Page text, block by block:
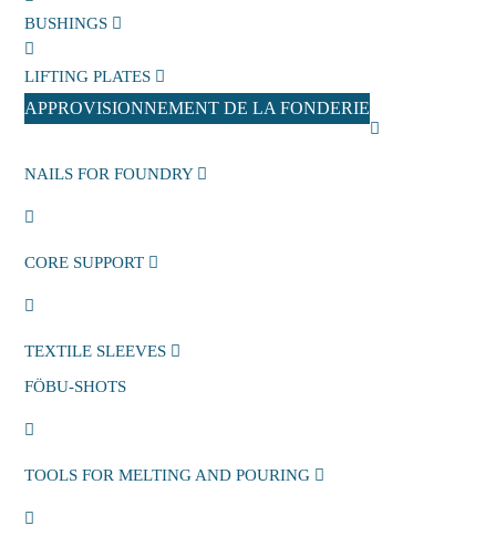
BUSHINGS
LIFTING PLATES
APPROVISIONNEMENT DE LA FONDERIE
NAILS FOR FOUNDRY
CORE SUPPORT
TEXTILE SLEEVES
FÖBU-SHOTS
TOOLS FOR MELTING AND POURING